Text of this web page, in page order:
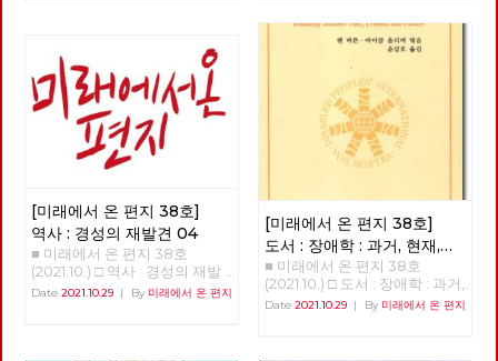
동자 한분이 민주노총 춘천지부
사무실로 당시 지부장이었던 나
를 찾아왔다. 버스의 노동 환경
을 바꾸고 싶다는 거였다. 그러
기 위해서는 지금의 어용노조가
아닌 민주노조로 조직을 변경하
고 싶다는 거였고 우리는 힘을
버스회사의 파산 57년의 춘천시
의 독점 자본이고 토호 세력인
시내버스 경영진은 부패와 방만
경영, 공무원들에 도덕적 헤이로
파산하게 되었고 노동자들은 아
스팔트 투쟁을 할 수밖에 없었
루, 단 한 시간이라도 제가 일했
던 일터로 돌아가는 것이 명예
다. 다시 나와야 하는 현실이지
만. 지금은 오로지 남은 세 사람,
세 동지의 복직이 나에게는 가장
큰 숙제다.” - 안보영, 정상천 편
[미래에서 온 편지 38호]
역사 : 경성의 재발견 04
■ 미래에서 온 편지 38호
(2021.10.) □ 역사 : 경성의 재발
견 04 >>>>>>>>> 업로드 준비
Date 2021.10.29 | By 미래에서 온 편지
[미래에서 온 편지 38호]
도서 : 장애학 : 과거, 현재,
미래(1)
■ 미래에서 온 편지 38호
(2021.10.) □ 도서 : 장애학 : 과거,
현재, 미래 장애 해방의 화두, '장
Date 2021.10.29| By 미래에서 온 편지